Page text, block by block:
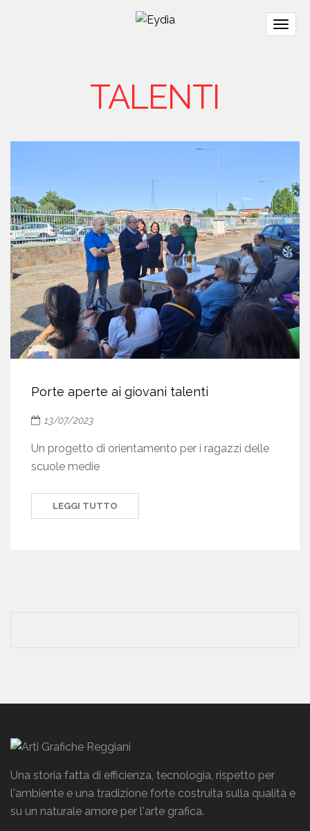
TALENTI
Porte aperte ai giovani talenti
13/07/2023
Un progetto di orientamento per i ragazzi delle
scuole medie
LEGGI TUTTO
Una storia fatta di efficienza, tecnologia, rispetto per
l'ambiente e una tradizione forte costruita sulla qualità e
su un naturale amore per l'arte grafica.